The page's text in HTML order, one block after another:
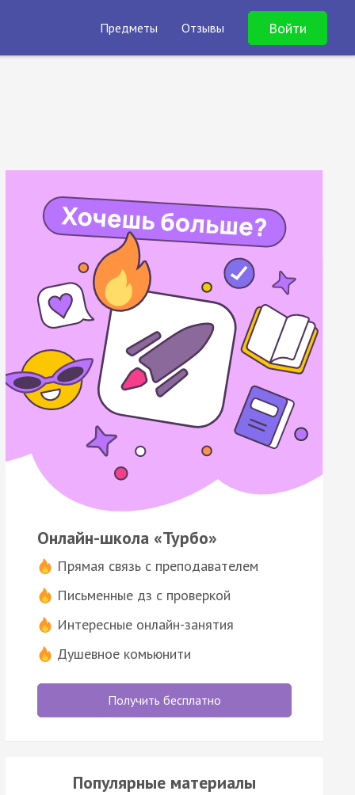
Предметы Отзывы Войти
Онлайн-школа «Турбо»
Прямая связь с преподавателем
Письменные дз с проверкой
Интересные онлайн-занятия
Душевное комьюнити
Получить бесплатно
Популярные материалы